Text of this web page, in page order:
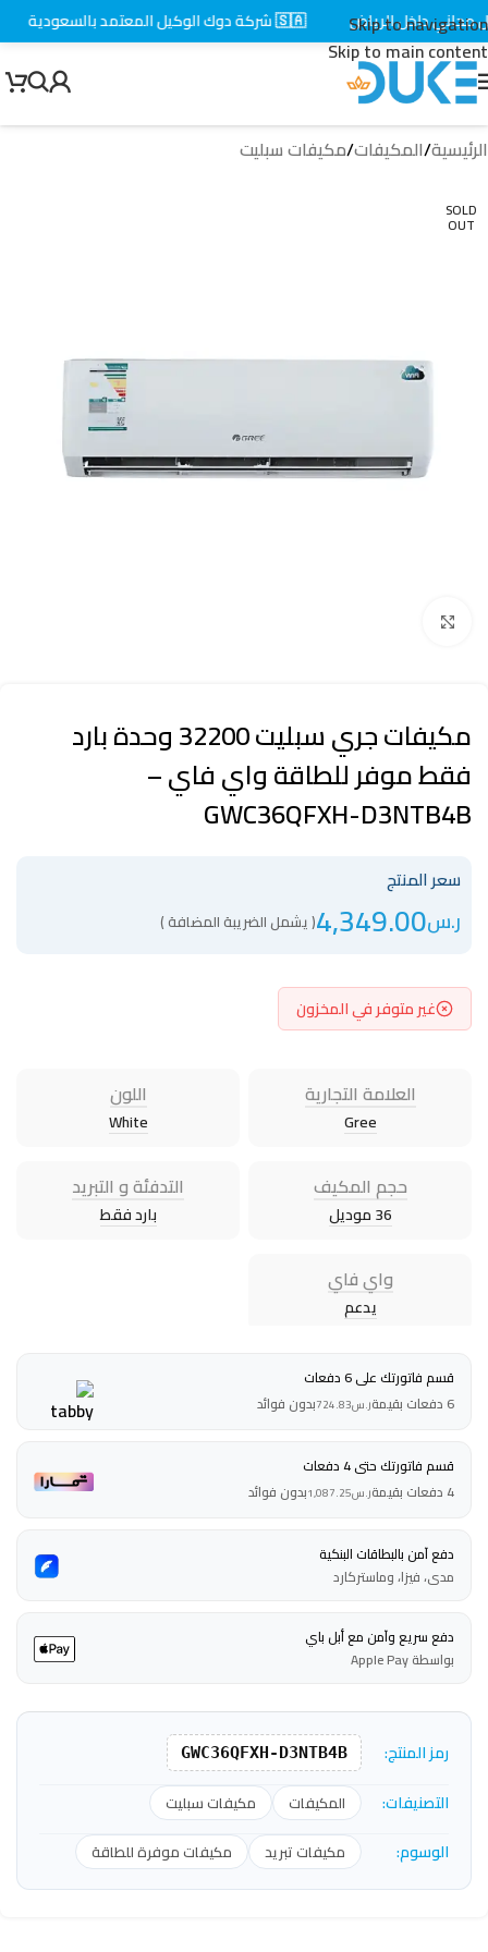
Skip to navigation
Skip to main content
الرئيسية/المكيفات/مكيفات سبليت
SOLD
OUT
مكيفات جري سبليت 32200 وحدة بارد
فقط موفر للطاقة واي فاي –
GWC36QFXH-D3NTB4B
سعر المنتج
ر.س4,349.00( يشمل الضريبة المضافة )
غير متوفر في المخزون
العلامة التجارية
Gree
اللون
White
حجم المكيف
36 موديل
التدفئة و التبريد
بارد فقط
واي فاي
يدعم
قسم فاتورتك على 6 دفعات
6 دفعات بقيمة
ر.س724.83بدون فوائد
قسم فاتورتك حتى 4 دفعات
4 دفعات بقيمة
ر.س1,087.25بدون فوائد
دفع آمن بالبطاقات البنكية
مدى، فيزا، وماستركارد
دفع سريع وآمن مع أبل باي
بواسطة Apple Pay
رمز المنتج: GWC36QFXH-D3NTB4B
التصنيفات: المكيفات مكيفات سبليت
الوسوم: مكيفات تبريد مكيفات موفرة للطاقة
داخل الرياض 🇸🇦 شركة دوك الوكيل المعتمد بالسعودية